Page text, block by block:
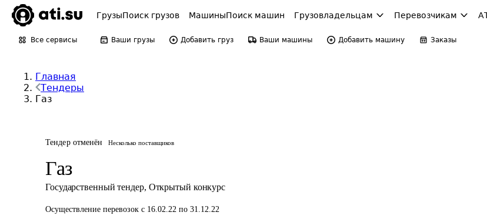
ГрузыПоиск грузов МашиныПоиск машин Грузовладельцам Перевозчикам
Все сервисы Ваши грузы Добавить груз Ваши машины Добавить машину Заказы
Главная
Тендеры
Газ
Тендер отменён Несколько поставщиков
Газ
Государственный тендер, Открытый конкурс
Осуществление перевозок с 16.02.22 по 31.12.22